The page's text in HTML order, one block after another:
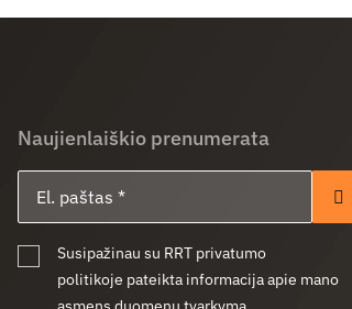
Naujienlaiškio prenumerata
Susipažinau su RRT privatumo
politikoje pateikta informacija apie mano